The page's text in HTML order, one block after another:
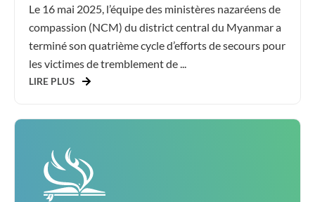
Le 16 mai 2025, l’équipe des ministères nazaréens de
compassion (NCM) du district central du Myanmar a
terminé son quatrième cycle d’efforts de secours pour
les victimes de tremblement de ...
LIRE PLUS